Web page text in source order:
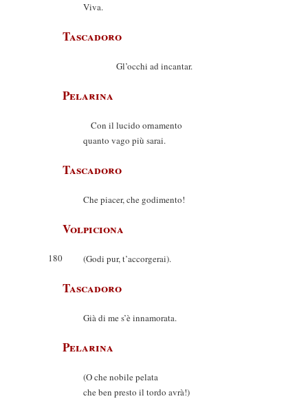
Viva.
Tascadoro
Gl’occhi ad incantar.
Pelarina
Con il lucido ornamento
quanto vago più sarai.
Tascadoro
Che piacer, che godimento!
Volpiciona
180 (Godi pur, t’accorgerai).
Tascadoro
Già di me s’è innamorata.
Pelarina
(O che nobile pelata
che ben presto il tordo avrà!)